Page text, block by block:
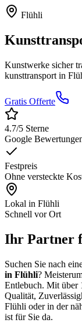
Flühli
Kunstwerke sicher
kunsttransport in
Gratis Offerte
4.7/5 Sterne
Google
Festpreis
Ohne versteckte
Lokal in Flühli
Schnell vor Ort
Ihr Partner
Suchen Sie nach
in Flühli?
Entlebuch. Mit über
Qualität,
Flühli oder in der
ist für Sie da.